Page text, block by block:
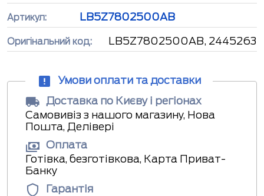
Артикул: LB5Z7802500AB
Оригінальний код: LB5Z7802500AB, 2445263
Умови оплати та доставки
Доставка по Києву і регіонах
Самовивіз з нашого магазину, Нова
Пошта, Делівері
Оплата
Готівка, безготівкова, Карта Приват-
Банку
Гарантія